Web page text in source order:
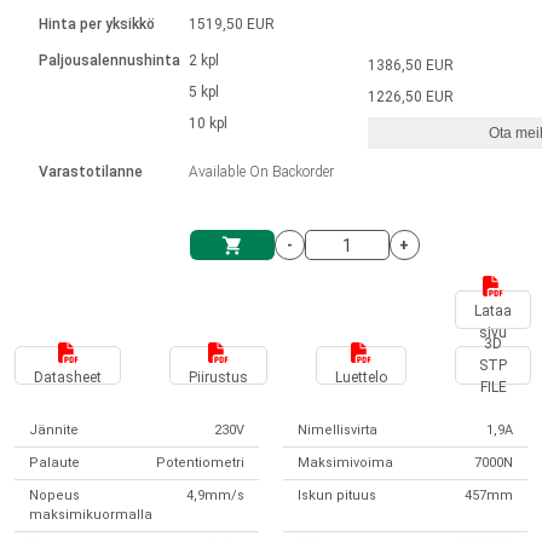
Yksikköjärjestelmä
Solenoidit
integroitu ohjain
Ø 28-42| 1-1400 rpm | <= 290 Ncm
Harjattomat tasavirtamoottorien
Harjatut DC-moottorin ajurit
DPWM-sarja
Askelmoottorien ajurit
Synchronous-Asynchronous | 1-4 toimilaitteelle
Synchronous-Asynchronous | 1-4 toimilaitteelle
Français (EUR)
Norsk (NOK)
Suomi (EUR)
Svenska (SEK)
Hinta per yksikkö
Paljousalennushinta
Varastotilanne
1519,50 EUR
2 kpl
5 kpl
10 kpl
Available On Backorder
1386,50 EUR
1226,50 EUR
Ota
- +
Lataa
sivu
Datasheet Piirustus Luettelo
3D
STP
FILE
Jännite 230V Nimellisvirta 1,9A
Palaute Potentiometri Maksimivoima 7000N
Nopeus
maksimikuormalla
4,9mm/s Iskun pituus 457mm